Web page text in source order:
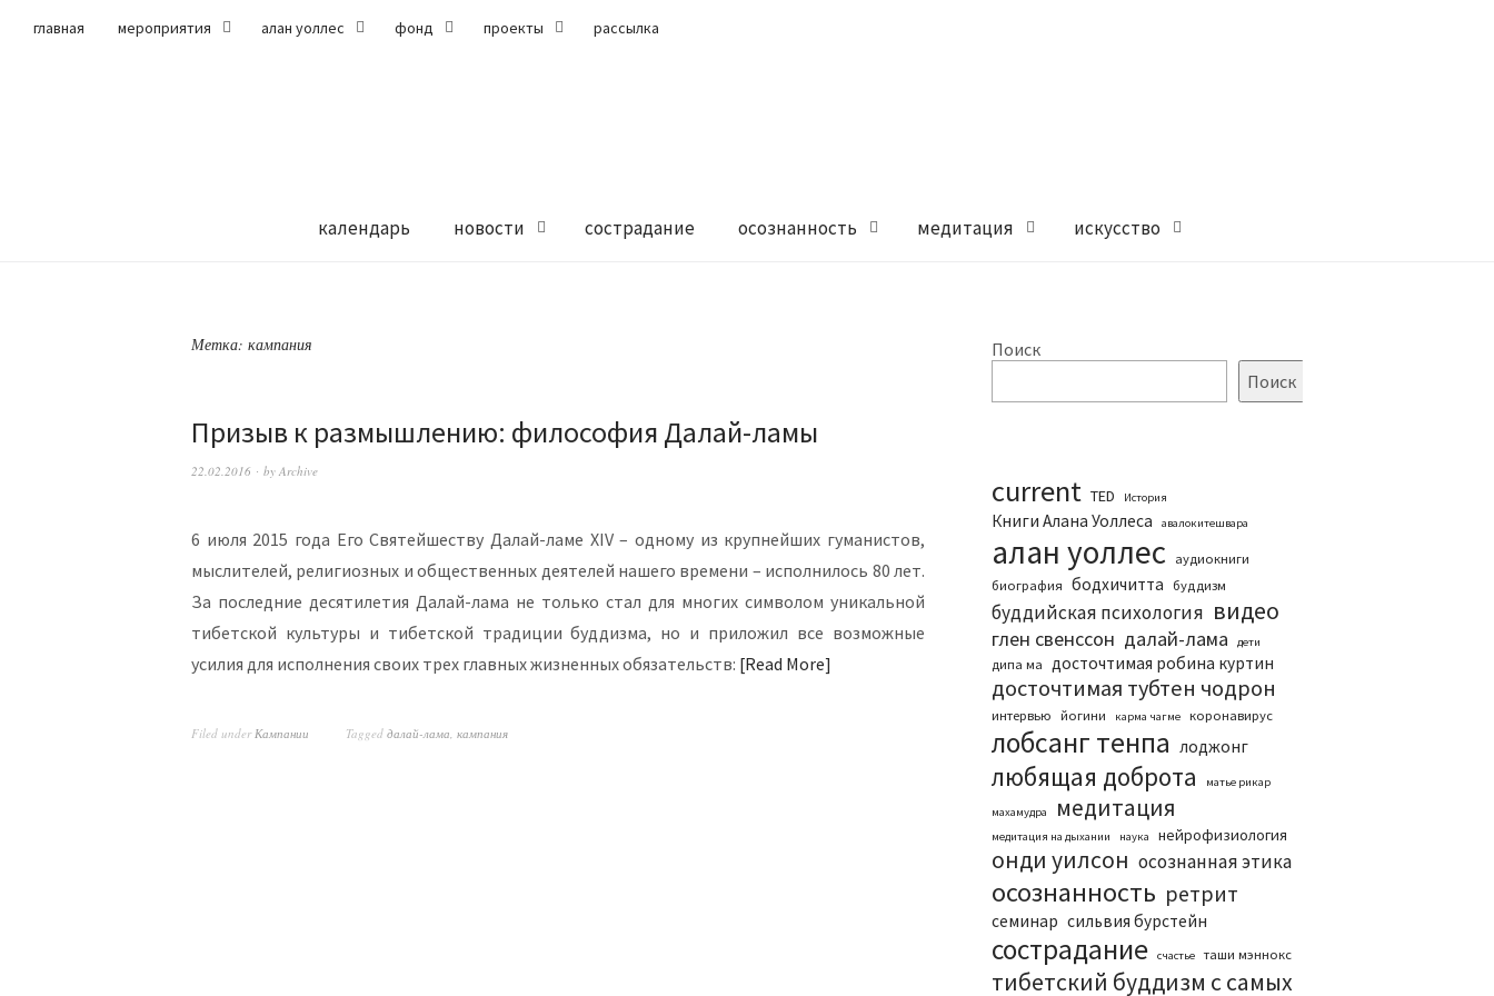
главная мероприятия алан уоллес фонд проекты рассылка
календарь новости сострадание осознанность медитация искусство
Метка: кампания
Призыв к размышлению: философия Далай-ламы
22.02.2016 by Archive
6 июля 2015 года Его Святейшеству Далай-ламе XIV – одному из крупнейших гуманистов,
мыслителей, религиозных и общественных деятелей нашего времени – исполнилось 80 лет.
За последние десятилетия Далай-лама не только стал для многих символом уникальной
тибетской культуры и тибетской традиции буддизма, но и приложил все возможные
усилия для исполнения своих трех главных жизненных обязательств: Read More
Filed underКампании Tagged далай-лама, кампания
Поиск
Поиск
current TED История
Книги Алана Уоллеса авалокитешвара
алан уоллес
аудиокниги
биография бодхичитта буддизм
буддийская психология видео
глен свенссон далай-лама дети
дипа ма досточтимая робина куртин
досточтимая тубтен чодрон
интервью йогини карма чагме коронавирус
лобсанг тенпа лоджонг
любящая доброта матье рикар
махамудра медитация
медитация на дыхании наука нейрофизиология
онди уилсон осознанная этика
осознанность ретрит
семинар сильвия бурстейн
сострадание счастье таши мэннокс
тибетский буддизм с самых